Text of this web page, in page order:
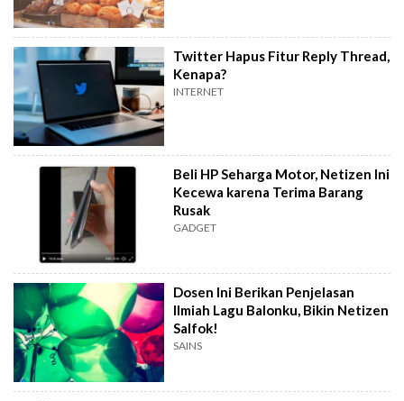
Twitter Hapus Fitur Reply Thread,
Kenapa?
INTERNET
Beli HP Seharga Motor, Netizen Ini
Kecewa karena Terima Barang
Rusak
GADGET
Dosen Ini Berikan Penjelasan
Ilmiah Lagu Balonku, Bikin Netizen
Salfok!
SAINS